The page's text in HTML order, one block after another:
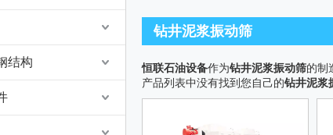
结构
钻井泥浆振动筛
恒联石油设备作为钻井泥浆振动筛的制
产品列表中没有找到您自己的钻井泥浆